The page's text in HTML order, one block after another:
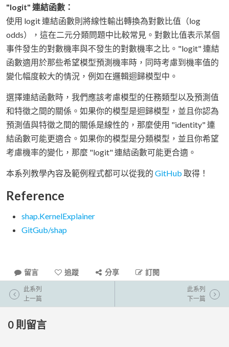
"logit" 連結函數：
使用 logit 連結函數則將線性輸出轉換為對數比值（log
odds），這在二元分類問題中比較常見。對數比值表示某個
事件發生的對數機率與不發生的對數機率之比。"logit" 連結
函數適用於那些希望模型預測機率時，同時考慮到機率值的
變化幅度較大的情況，例如在邏輯迴歸模型中。
選擇連結函數時，我們應該考慮模型的任務類型以及預測值
和特徵之間的關係。如果你的模型是迴歸模型，並且你認為
預測值與特徵之間的關係是線性的，那麼使用 "identity" 連
結函數可能更適合。如果你的模型是分類模型，並且你希望
考慮機率的變化，那麼 "logit" 連結函數可能更合適。
本系列教學內容及範例程式都可以從我的 GitHub 取得！
Reference
shap.KernelExplainer
GitGub/shap
留言 追蹤 分享 訂閱
此系列
上一篇
此系列
下一篇
0 則留言